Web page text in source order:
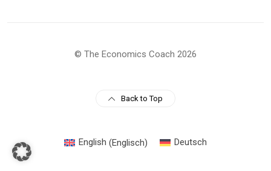
© The Economics Coach 2026
Back to Top
English (Englisch) Deutsch